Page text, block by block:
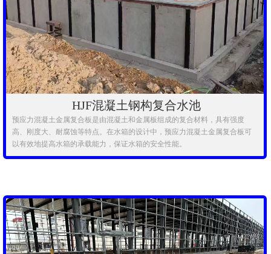
HJF混凝土钢构复合水池
预应力混凝土金属复合板是由混凝土和金属板组成的复合材料，具有强度
高、刚度大、耐腐蚀等特点。在水箱的设计中，预应力混凝土金属复合板可
以有效地提高水箱的承载能力，保证水箱的安全性能。